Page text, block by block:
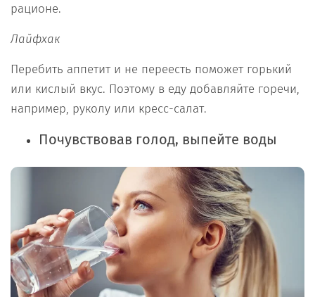
рационе.
Лайфхак
Перебить аппетит и не переесть поможет горький
или кислый вкус. Поэтому в еду добавляйте горечи,
например, руколу или кресс-салат.
Почувствовав голод, выпейте воды